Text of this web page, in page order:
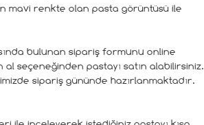
mavi renkte olan pasta görüntüsü ile
bulunan sipariş formunu online
seçeneğinden pastayı satın alabilirsiniz.
sipariş gününde hazırlanmaktadır.